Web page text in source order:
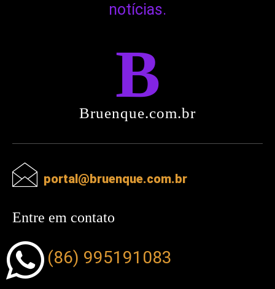
notícias.
B
Bruenque.com.br
portal@bruenque.com.br
Entre em contato
(86) 995191083